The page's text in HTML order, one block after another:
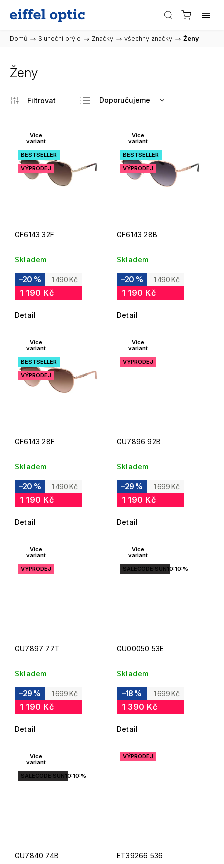
Domů / Sluneční brýle / Značky / všechny značky / Ženy
Ženy
Doporučujeme
Nejdražší
Abecedně
Více
variant
BESTSELLER
VÝPRODEJ
GF6143 32F
Skladem
1 490 Kč
–20 %
1 190 Kč
Detail
Více
variant
BESTSELLER
VÝPRODEJ
GF6143 28B
Skladem
1 490 Kč
–20 %
1 190 Kč
Detail
Více
variant
BESTSELLER
VÝPRODEJ
GF6143 28F
Skladem
1 490 Kč
–20 %
1 190 Kč
Detail
Více
variant
VÝPRODEJ
GU7896 92B
Skladem
1 699 Kč
–29 %
1 190 Kč
Detail
Více
variant
VÝPRODEJ
GU7897 77T
Skladem
1 699 Kč
–29 %
1 190 Kč
Detail
Více
variant
SALECODE:SUN10:10:%
GU00050 53E
Skladem
1 699 Kč
–18 %
1 390 Kč
Detail
Více
variant
SALECODE:SUN10:10:%
GU7840 74B
VÝPRODEJ
ET39266 536